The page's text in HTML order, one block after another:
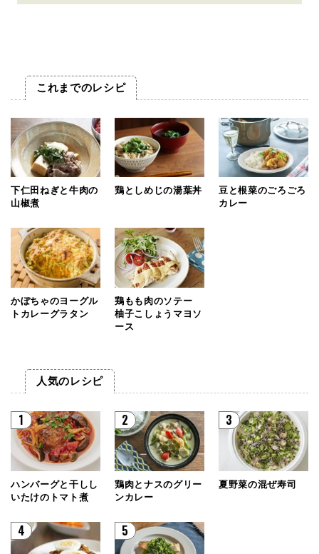
これまでのレシピ
下仁田ねぎと牛肉の
山椒煮
鶏としめじの湯葉丼
豆と根菜のごろごろ
カレー
かぼちゃのヨーグル
トカレーグラタン
鶏もも肉のソテー
柚子こしょうマヨソ
ース
人気のレシピ
1
ハンバーグと干しし
いたけのトマト煮
2
鶏肉とナスのグリー
ンカレー
3
夏野菜の混ぜ寿司
4 5